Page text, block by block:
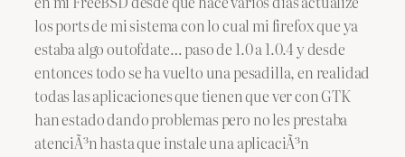
los ports de mi sistema con lo cual mi firefox que ya
estaba algo outofdate… paso de 1.0 a 1.0.4 y desde
entonces todo se ha vuelto una pesadilla, en realidad
todas las aplicaciones que tienen que ver con GTK
han estado dando problemas pero no les prestaba
atenciÃ³n hasta que instale una aplicaciÃ³n